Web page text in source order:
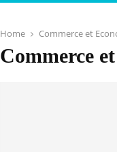
Home Commerce et
Commerce